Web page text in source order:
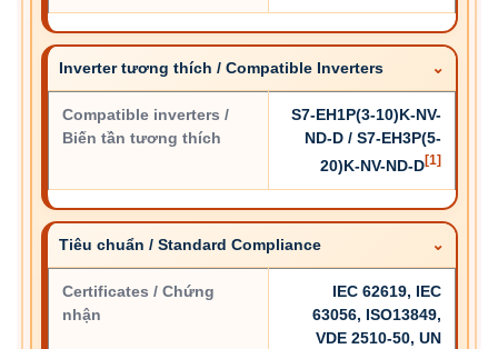
Inverter tương thích / Compatible Inverters
Compatible inverters /
Biến tần tương thích
S7-EH1P(3-10)K-NV-
ND-D / S7-EH3P(5-
20)K-NV-ND-D[1]
Tiêu chuẩn / Standard Compliance
Certificates / Chứng
nhận
IEC 62619, IEC
63056, ISO13849,
VDE 2510-50, UN